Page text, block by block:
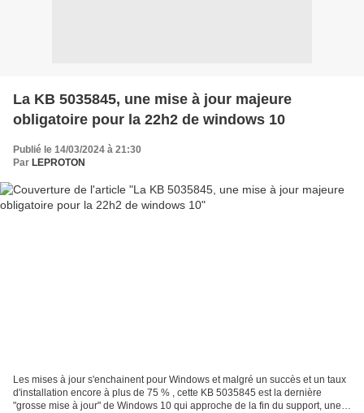
La KB 5035845, une mise à jour majeure
obligatoire pour la 22h2 de windows 10
Publié le 14/03/2024 à 21:30
Par LEPROTON
Les mises à jour s'enchainent pour Windows et malgré un succès et un taux
d'installation encore à plus de 75 % , cette KB 5035845 est la dernière
"grosse mise à jour" de Windows 10 qui approche de la fin du support, une